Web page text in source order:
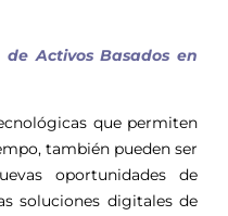
Activos Basados en
que permiten
también pueden ser
oportunidades de
soluciones digitales de